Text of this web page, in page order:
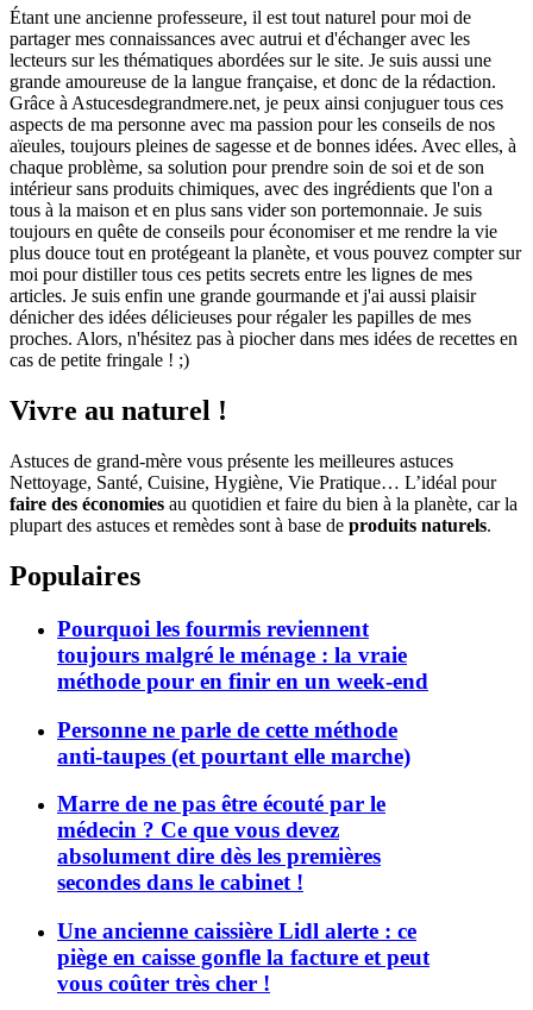
Étant une ancienne professeure, il est tout naturel pour moi de
partager mes connaissances avec autrui et d'échanger avec les
lecteurs sur les thématiques abordées sur le site. Je suis aussi une
grande amoureuse de la langue française, et donc de la rédaction.
Grâce à Astucesdegrandmere.net, je peux ainsi conjuguer tous ces
aspects de ma personne avec ma passion pour les conseils de nos
aïeules, toujours pleines de sagesse et de bonnes idées. Avec elles, à
chaque problème, sa solution pour prendre soin de soi et de son
intérieur sans produits chimiques, avec des ingrédients que l'on a
tous à la maison et en plus sans vider son portemonnaie. Je suis
toujours en quête de conseils pour économiser et me rendre la vie
plus douce tout en protégeant la planète, et vous pouvez compter sur
moi pour distiller tous ces petits secrets entre les lignes de mes
articles. Je suis enfin une grande gourmande et j'ai aussi plaisir
dénicher des idées délicieuses pour régaler les papilles de mes
proches. Alors, n'hésitez pas à piocher dans mes idées de recettes en
cas de petite fringale ! ;)
Vivre au naturel !
Astuces de grand-mère vous présente les meilleures astuces
Nettoyage, Santé, Cuisine, Hygiène, Vie Pratique… L’idéal pour
faire des économies au quotidien et faire du bien à la planète, car la
plupart des astuces et remèdes sont à base de produits naturels.
Populaires
Pourquoi les fourmis reviennent
toujours malgré le ménage : la vraie
méthode pour en finir en un week-end
Personne ne parle de cette méthode
anti-taupes (et pourtant elle marche)
Marre de ne pas être écouté par le
médecin ? Ce que vous devez
absolument dire dès les premières
secondes dans le cabinet !
Une ancienne caissière Lidl alerte : ce
piège en caisse gonfle la facture et peut
vous coûter très cher !